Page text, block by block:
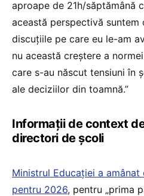
aproape de 21h/săptămână
această perspectivă suntem
discuțiile pe care eu le-am
nu această creștere a
care s-au născut tensiuni în
ale deciziilor din toamnă.”
Informații de context
directori de școli
Ministrul Educației a
pentru 2026, pentru „prima